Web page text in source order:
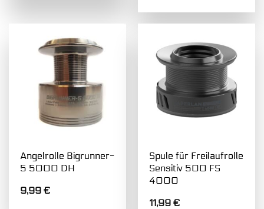
war:
74,99 €
ist:
59,99
Angelrolle Bigrunner-
5 5000 DH
9,99€
Spule für Freilaufrolle
Sensitiv 500 FS
4000
11,99€